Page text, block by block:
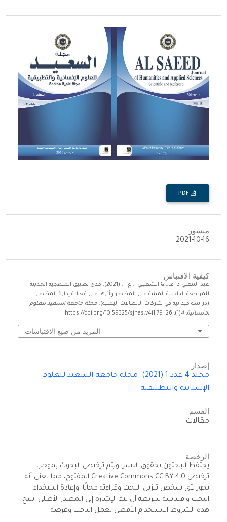
منشور
2021-10-16
كيفية الاقتباس
عبد المغني د. ف., & الشعيبي ا. ع. ا. (2021). مدى تطبيق المنهجية الحديثة
للمراجعة الداخلية المبنية على المخاطر وأثرها على فعالية إدارة المخاطر
(دراسة ميدانية في شركات الاتصالات اليمنية). مجلة جامعة السعيد للعلوم
الانسانية,
4
(1), 26. https://doi.org/10.59325/sjhas.v4i1.79
المزيد من صيغ الاقتباسات
إصدار
مجلد 4 عدد 1 (2021): مجلة جامعة السعيد للعلوم
الإنسانية والتطبيقية
القسم
مقالات
الرخصة
يحتفظ الباحثون بحقوق النشر. ويتم ترخيص البحوث بموجب
ترخيص Creative Commons CC BY 4.0 المفتوح، مما يعني أنه
يجوز لأي شخص تنزيل البحث وقراءته مجانًا. وإعادة استخدام
البحث واقتباسه شريطة أن يتم الإشارة إلى المصدر الأصلي. تتيح
هذه الشروط الاستخدام الأقصى لعمل الباحث وعرضه.